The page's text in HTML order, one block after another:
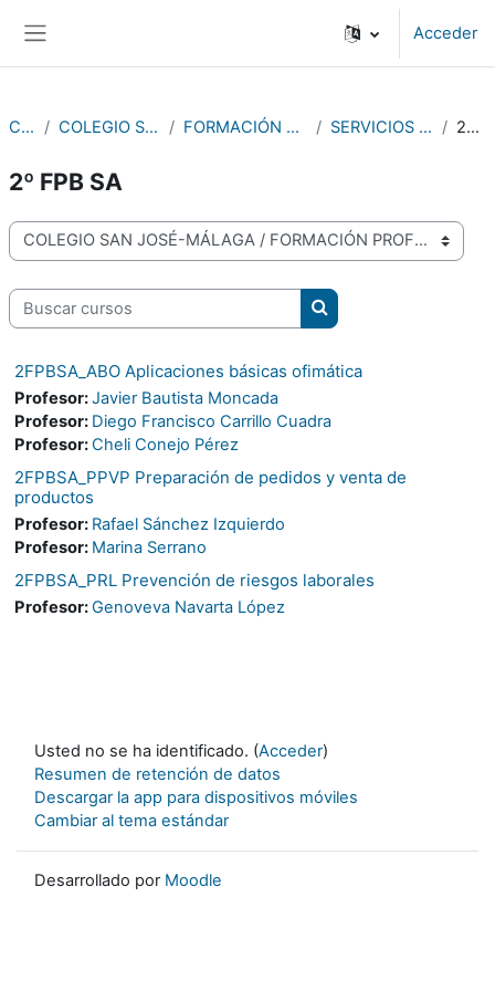
Acceder
Cursos COLEGIO SAN JOSÉ-MÁLAGA FORMACIÓN PROFESIONAL BÁSICA SERVICIOS ADMINISTRATIVOS 2º FPB SA
2º FPB SA
Categorías
Buscar cursos
Buscar cursos
2FPBSA_ABO Aplicaciones básicas ofimática
Profesor:Javier Bautista Moncada
Profesor: Diego Francisco Carrillo Cuadra
Profesor:Cheli Conejo Pérez
2FPBSA_PPVP Preparación de pedidos y venta de
productos
Profesor: Rafael Sánchez Izquierdo
Profesor: Marina Serrano
2FPBSA_PRL Prevención de riesgos laborales
Profesor:Genoveva Navarta López
Usted no se ha identificado. (Acceder)
Resumen de retención de datos
Descargar la app para dispositivos móviles
Cambiar al tema estándar
Desarrollado por Moodle